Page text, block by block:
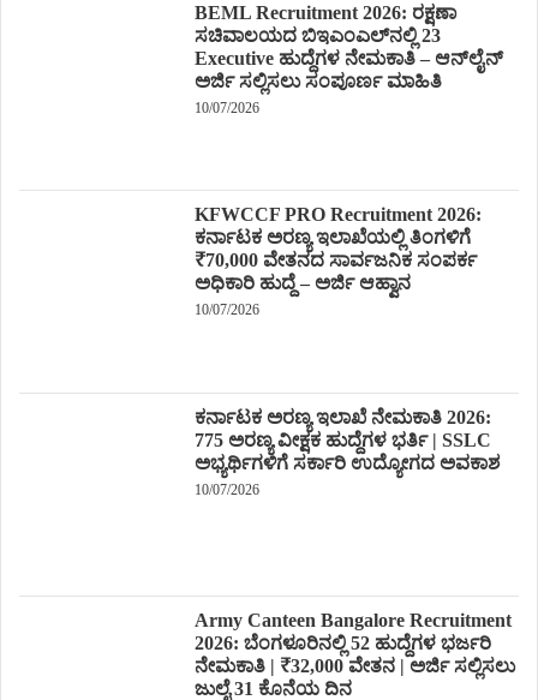
BEML Recruitment 2026: ರಕ್ಷಣಾ
ಸಚಿವಾಲಯದ ಬಿಇಎಂಎಲ್‌ನಲ್ಲಿ 23
Executive ಹುದ್ದೆಗಳ ನೇಮಕಾತಿ – ಆನ್‌ಲೈನ್
ಅರ್ಜಿ ಸಲ್ಲಿಸಲು ಸಂಪೂರ್ಣ ಮಾಹಿತಿ
10/07/2026
KFWCCF PRO Recruitment 2026:
ಕರ್ನಾಟಕ ಅರಣ್ಯ ಇಲಾಖೆಯಲ್ಲಿ ತಿಂಗಳಿಗೆ
₹70,000 ವೇತನದ ಸಾರ್ವಜನಿಕ ಸಂಪರ್ಕ
ಅಧಿಕಾರಿ ಹುದ್ದೆ – ಅರ್ಜಿ ಆಹ್ವಾನ
10/07/2026
ಕರ್ನಾಟಕ ಅರಣ್ಯ ಇಲಾಖೆ ನೇಮಕಾತಿ 2026:
775 ಅರಣ್ಯ ವೀಕ್ಷಕ ಹುದ್ದೆಗಳ ಭರ್ತಿ | SSLC
ಅಭ್ಯರ್ಥಿಗಳಿಗೆ ಸರ್ಕಾರಿ ಉದ್ಯೋಗದ ಅವಕಾಶ
10/07/2026
Army Canteen Bangalore Recruitment
2026: ಬೆಂಗಳೂರಿನಲ್ಲಿ 52 ಹುದ್ದೆಗಳ ಭರ್ಜರಿ
ನೇಮಕಾತಿ | ₹32,000 ವೇತನ | ಅರ್ಜಿ ಸಲ್ಲಿಸಲು
ಜುಲೈ 31 ಕೊನೆಯ ದಿನ